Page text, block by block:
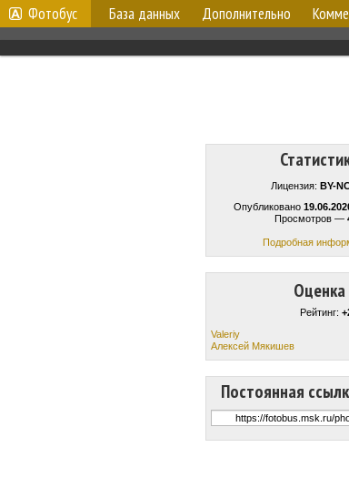
Фотобус База данных Дополнительно
Лицензия: BY-
Опубликовано
Просмотров —
Подробная
Оценка
Рейтинг:
Valeriy
Алексей Мякишев
Постоянная